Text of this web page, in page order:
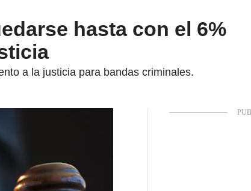
hasta con el 6%
a la justicia para bandas criminales.